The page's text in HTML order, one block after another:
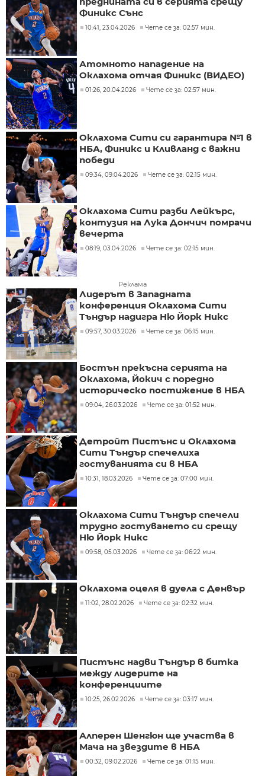
Финикс Сънс
10:41, 23.04.2026 Чете се за: 02:57 мин.
Атомното нападение на
Оклахома отчая Финикс (ВИДЕО)
01:26, 20.04.2026 Чете се за: 02:57 мин.
Оклахома Сити си гарантира №1 в
НБА, Финикс и Кливланд с важни
победи
09:34, 09.04.2026 Чете се за: 02:15 мин.
Оклахома Сити разби Лейкърс,
контузия на Лука Дончич помрачи
вечерта
08:19, 03.04.2026 Чете се за: 02:15 мин.
Реклама
Лидерът в Западната
конференция Оклахома Сити
Тъндър надигра Ню Йорк Никс
09:57, 30.03.2026 Чете се за: 06:15 мин.
Бостън прекъсна серията на
Оклахома, Йокич с поредно
историческо постижение в НБА
09:04, 26.03.2026 Чете се за: 01:52 мин.
Детройт Пистънс и Оклахома
Сити Тъндър спечелиха
гостуванията си в НБА
10:31, 18.03.2026 Чете се за: 07:00 мин.
Оклахома Сити Тъндър спечели
трудно гостуването си срещу
Ню Йорк Никс
09:58, 05.03.2026 Чете се за: 06:22 мин.
Оклахома оцеля в дуела с Денвър
11:02, 28.02.2026 Чете се за: 02:32 мин.
Пистънс надви Тъндър в битка
между лидерите на
конференциите
10:25, 26.02.2026 Чете се за: 03:17 мин.
Алперен Шенгюн ще участва в
Мача на звездите в НБА
00:32, 09.02.2026 Чете се за: 01:15 мин.